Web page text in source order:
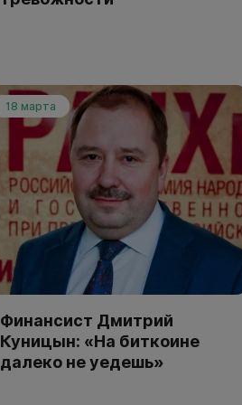
18 марта
Финансист Дмитрий
Куницын: «На биткоине
далеко не уедешь»